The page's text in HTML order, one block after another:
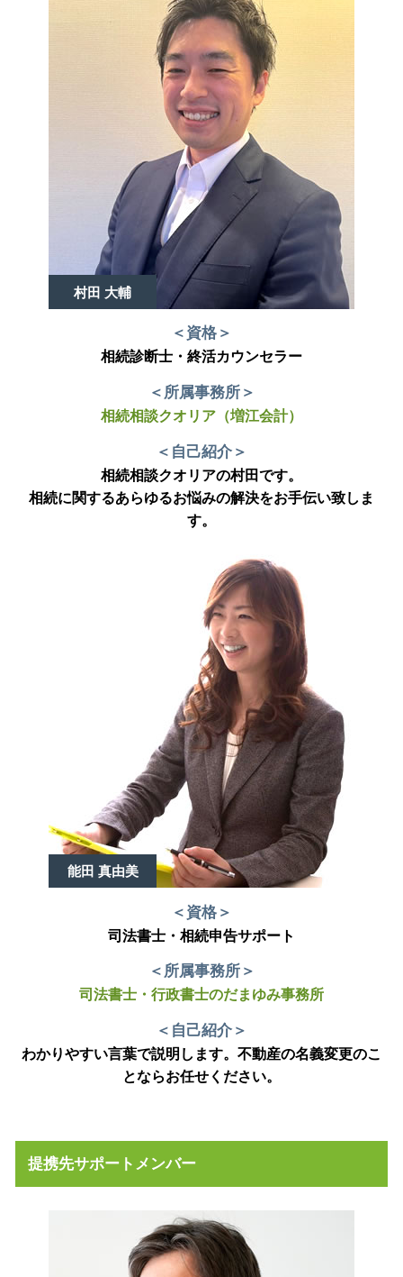
村田 大輔
＜資格＞
相続診断士・終活カウンセラー
＜所属事務所＞
相続相談クオリア（増江会計）
＜自己紹介＞
相続相談クオリアの村田です。
相続に関するあらゆるお悩みの解決をお手伝い致しま
す。
能田 真由美
＜資格＞
司法書士・相続申告サポート
＜所属事務所＞
司法書士・行政書士のだまゆみ事務所
＜自己紹介＞
わかりやすい言葉で説明します。不動産の名義変更のこ
とならお任せください。
提携先サポートメンバー